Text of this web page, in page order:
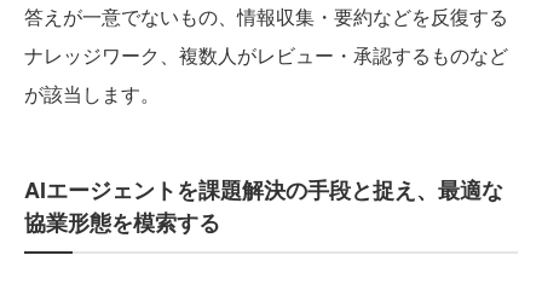
答えが一意でないもの、情報収集・要約などを反復する
ナレッジワーク、複数人がレビュー・承認するものなど
が該当します。
AIエージェントを課題解決の手段と捉え、最適な
協業形態を模索する